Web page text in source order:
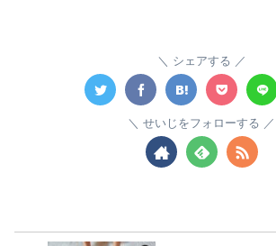
シェアする
せいじをフォローする